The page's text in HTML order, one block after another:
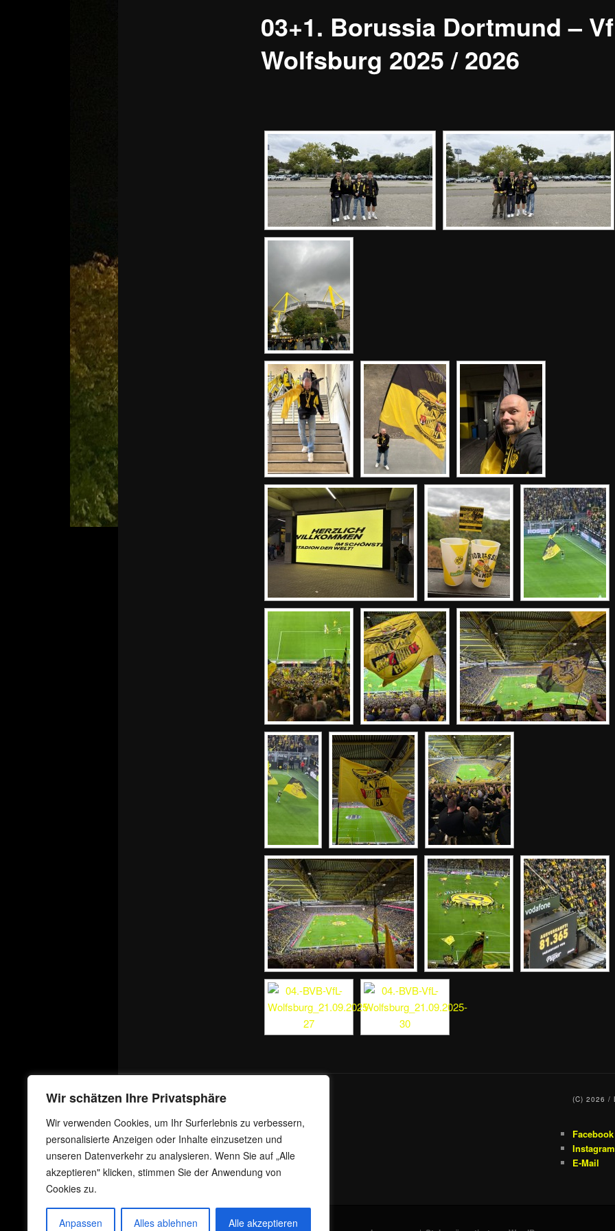
Wir schätzen Ihre Privatsphäre
Wir verwenden Cookies, um Ihr Surferlebnis zu verbessern,
personalisierte Anzeigen oder Inhalte einzusetzen und
unseren Datenverkehr zu analysieren. Wenn Sie auf „Alle
akzeptieren" klicken, stimmen Sie der Anwendung von
Cookies zu.
Anpassen Alles ablehnen Alle akzeptieren
03+1. Borussia Dortmund –
Wolfsburg 2025 / 2026
(C) 2026 /
Facebook
Instagram
E-Mail